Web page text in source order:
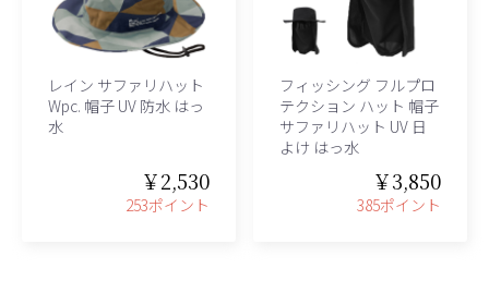
レイン サファリハット
Wpc. 帽子 UV 防水 はっ
水
￥2,530
253ポイント
フィッシング フルプロ
テクション ハット 帽子
サファリハット UV 日
よけ はっ水
￥3,850
385ポイント